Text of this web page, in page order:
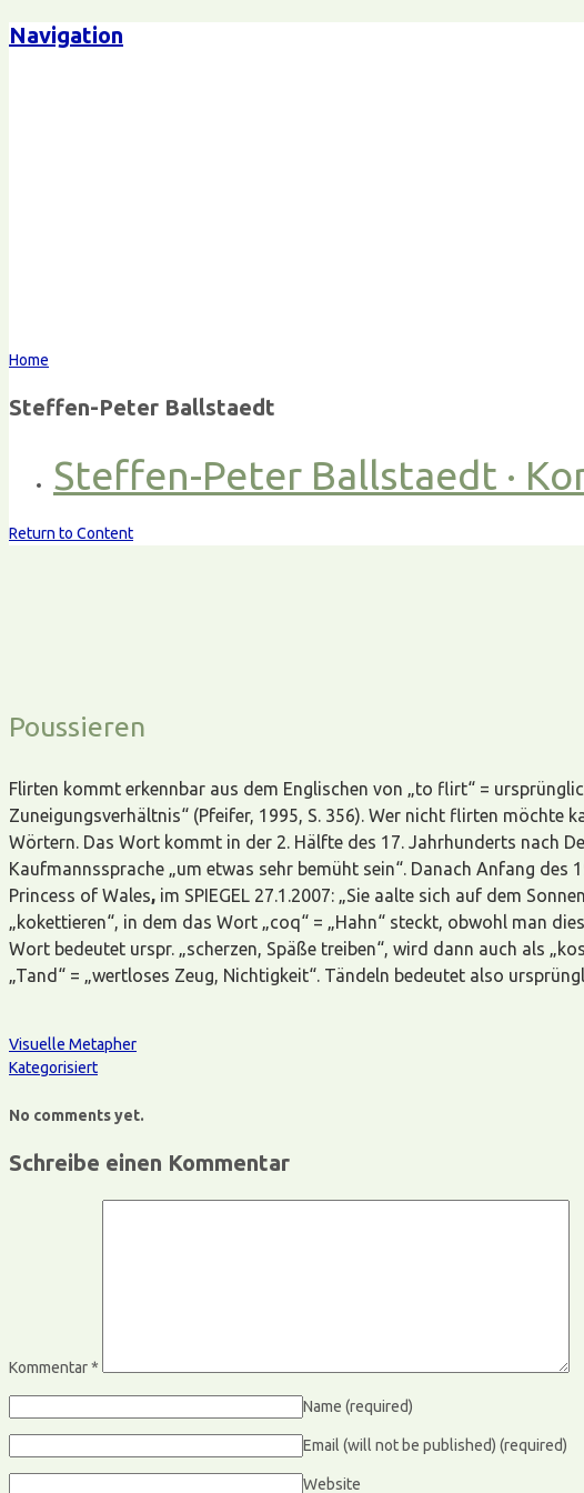
Navigation
Home
Steffen-Peter Ballstaedt
Steffen-Peter Ballstaedt ·
Return to Content
Poussieren
Flirten kommt erkennbar aus dem Englischen von „to flirt“ =
Zuneigungsverhältnis“ (Pfeifer, 1995, S. 356). Wer nicht flirten möchte
Wörtern. Das Wort kommt in der 2. Hälfte des 17. Jahrhunderts nach
Kaufmannssprache „um etwas sehr bemüht sein“. Danach Anfang
Princess of Wales, im SPIEGEL 27.1.2007: „Sie aalte sich auf dem
„kokettieren“, in dem das Wort „coq“ = „Hahn“ steckt, obwohl man
Wort bedeutet urspr. „scherzen, Späße treiben“, wird dann auch als
„Tand“ = „wertloses Zeug, Nichtigkeit“. Tändeln bedeutet also
Visuelle Metapher
Kategorisiert
No comments yet.
Schreibe einen Kommentar
Kommentar*
Name (required)
Email (will not be published) (required)
Website